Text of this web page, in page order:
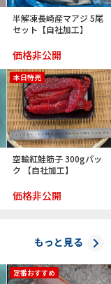
半解凍長崎産マアジ 5尾
セット【自社加工】
価格非公開
本日特売
空輸紅鮭筋子 300gパッ
ク 【自社加工】
価格非公開
もっと見る
定番おすすめ